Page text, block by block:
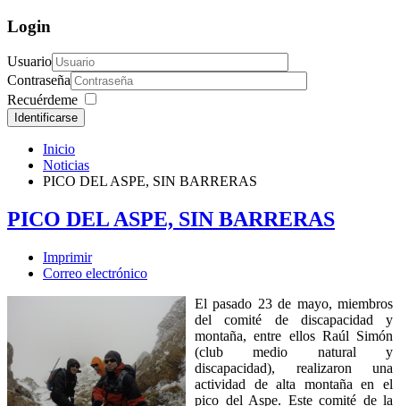
Login
Usuario
Contraseña
Recuérdeme
Identificarse
Inicio
Noticias
PICO DEL ASPE, SIN BARRERAS
PICO DEL ASPE, SIN BARRERAS
Imprimir
Correo electrónico
El pasado 23 de mayo, miembros
del comité de discapacidad y
montaña, entre ellos Raúl Simón
(club medio natural y
discapacidad), realizaron una
actividad de alta montaña en el
pico del Aspe. Este comité de la